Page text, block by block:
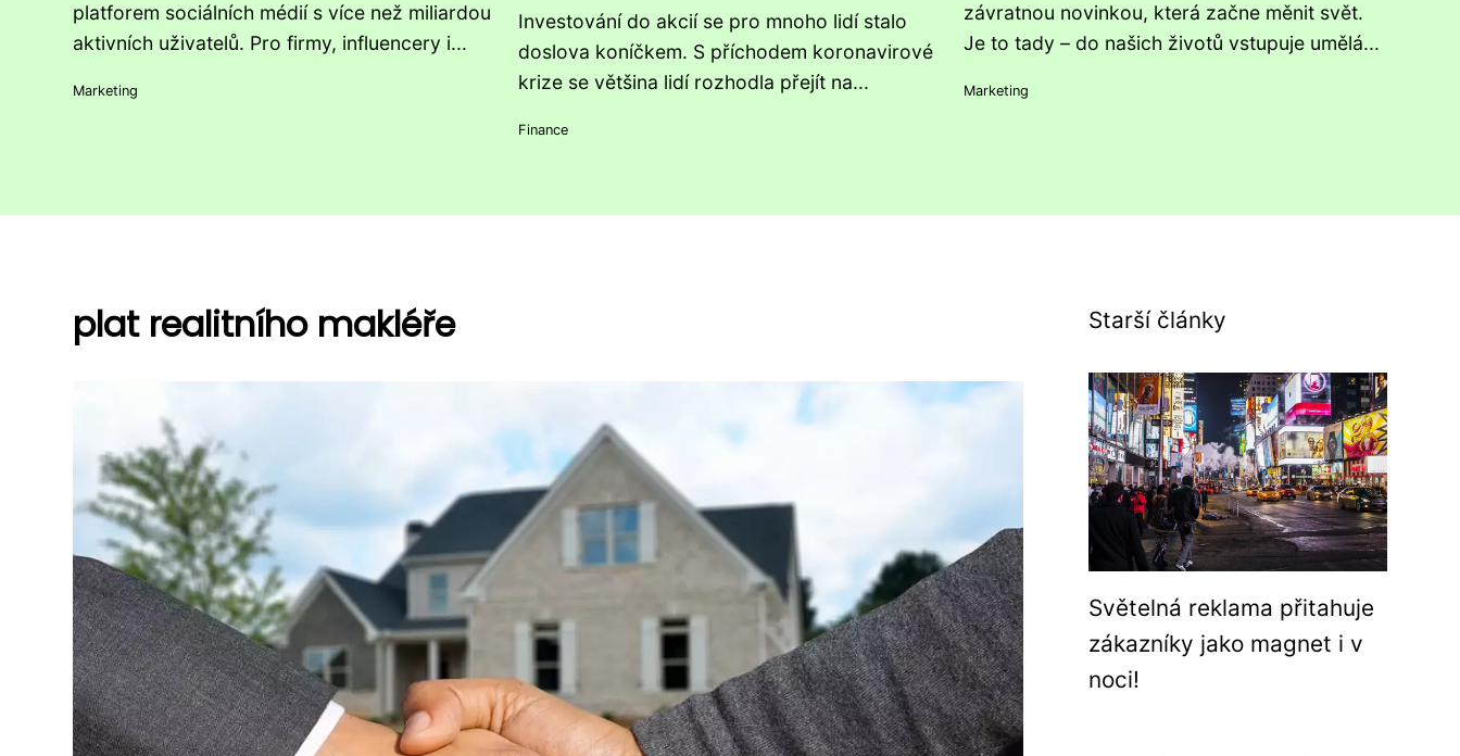
platforem sociálních médií s více než miliardou
aktivních uživatelů. Pro firmy, influencery i...
Marketing
Investování do akcií se pro mnoho lidí stalo
doslova koníčkem. S příchodem koronavirové
krize se většina lidí rozhodla přejít na...
Finance
závratnou novinkou, která začne měnit svět.
Je to tady – do našich životů vstupuje umělá...
Marketing
plat realitního makléře Starší články
Světelná reklama přitahuje
zákazníky jako magnet i v
noci!